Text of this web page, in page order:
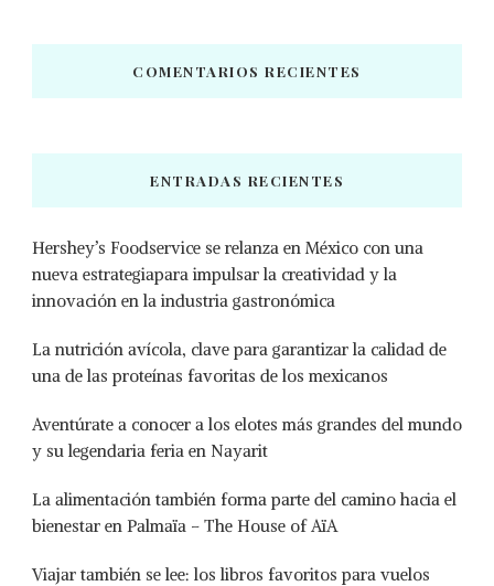
COMENTARIOS RECIENTES
ENTRADAS RECIENTES
Hershey’s Foodservice se relanza en México con una
nueva estrategiapara impulsar la creatividad y la
innovación en la industria gastronómica
La nutrición avícola, clave para garantizar la calidad de
una de las proteínas favoritas de los mexicanos
Aventúrate a conocer a los elotes más grandes del mundo
y su legendaria feria en Nayarit
La alimentación también forma parte del camino hacia el
bienestar en Palmaïa – The House of AïA
Viajar también se lee: los libros favoritos para vuelos